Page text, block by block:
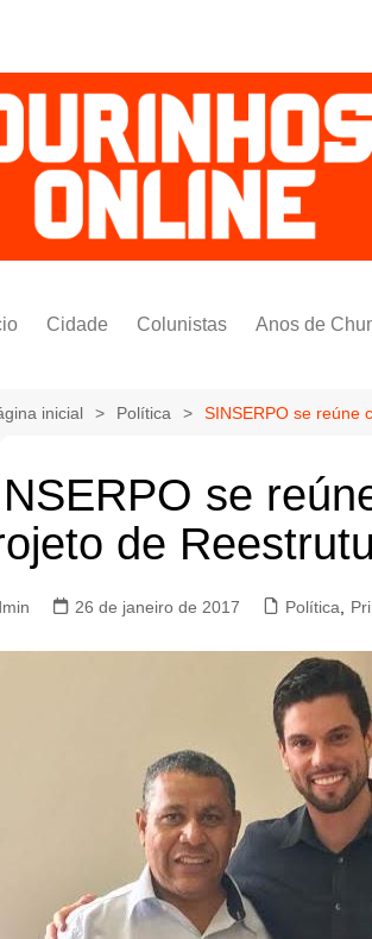
Cidade Colunistas
Pedro Saldida
Bruno Yashinishi
Anos de
inicial Política SINSERPO se reúne
se
de
26 de janeiro de 2017 Política,